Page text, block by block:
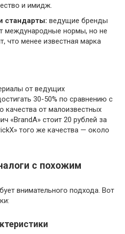
и имидж.
стандарты: ведущие бренды
международные нормы, но не
что менее известная марка
от ведущих
30-50% по сравнению с
качества от малоизвестных
«BrandA» стоит 20 рублей за
того же качества — около
с похожим
внимательного подхода. Вот